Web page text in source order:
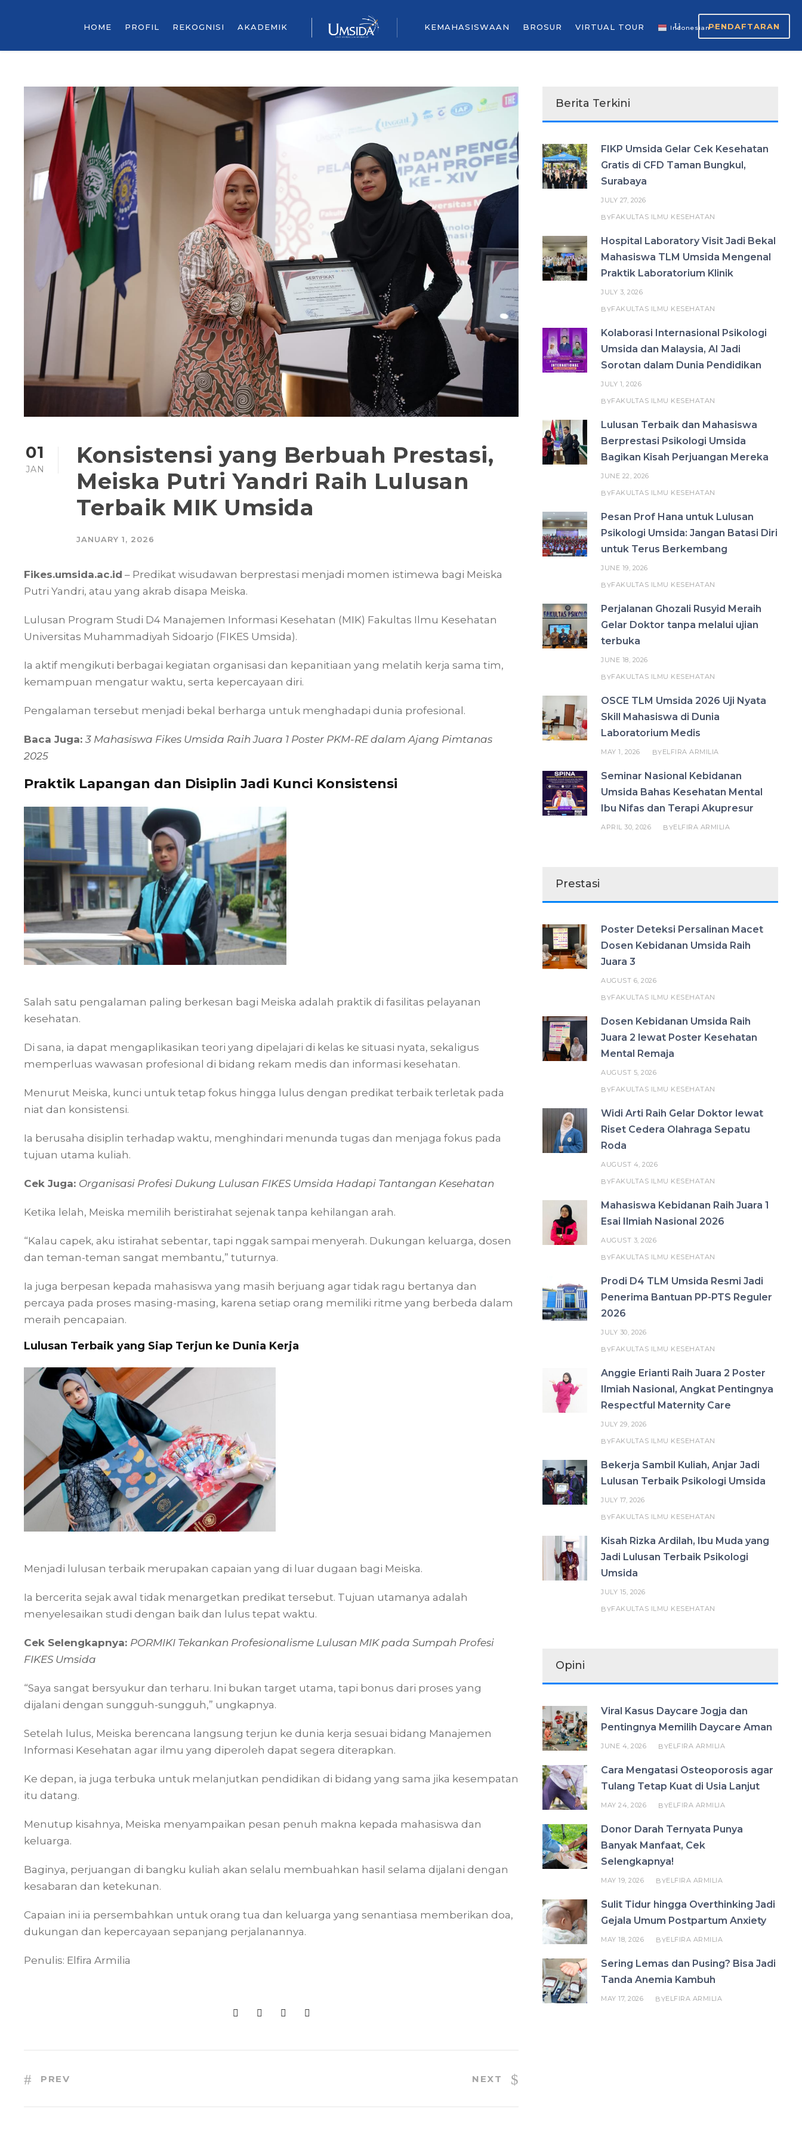
HOME PROFIL REKOGNISI AKADEMIK KEMAHASISWAAN BROSUR VIRTUAL TOUR Indonesian ▼
PENDAFTARAN
01
JAN
Konsistensi yang Berbuah Prestasi,
Meiska Putri Yandri Raih Lulusan
Terbaik MIK Umsida
JANUARY 1, 2026
Fikes.umsida.ac.id – Predikat wisudawan berprestasi menjadi momen istimewa bagi Meiska
Putri Yandri, atau yang akrab disapa Meiska.
Lulusan Program Studi D4 Manajemen Informasi Kesehatan (MIK) Fakultas Ilmu Kesehatan
Universitas Muhammadiyah Sidoarjo (FIKES Umsida).
Ia aktif mengikuti berbagai kegiatan organisasi dan kepanitiaan yang melatih kerja sama tim,
kemampuan mengatur waktu, serta kepercayaan diri.
Pengalaman tersebut menjadi bekal berharga untuk menghadapi dunia profesional.
Baca Juga:3 Mahasiswa Fikes Umsida Raih Juara 1 Poster PKM-RE dalam Ajang Pimtanas
2025
Praktik Lapangan dan Disiplin Jadi Kunci Konsistensi
Salah satu pengalaman paling berkesan bagi Meiska adalah praktik di fasilitas pelayanan
kesehatan.
Di sana, ia dapat mengaplikasikan teori yang dipelajari di kelas ke situasi nyata, sekaligus
memperluas wawasan profesional di bidang rekam medis dan informasi kesehatan.
Menurut Meiska, kunci untuk tetap fokus hingga lulus dengan predikat terbaik terletak pada
niat dan konsistensi.
Ia berusaha disiplin terhadap waktu, menghindari menunda tugas dan menjaga fokus pada
tujuan utama kuliah.
Cek Juga: Organisasi Profesi Dukung Lulusan FIKES Umsida Hadapi Tantangan Kesehatan
Ketika lelah, Meiska memilih beristirahat sejenak tanpa kehilangan arah.
“Kalau capek, aku istirahat sebentar, tapi nggak sampai menyerah. Dukungan keluarga, dosen
dan teman-teman sangat membantu,” tuturnya.
Ia juga berpesan kepada mahasiswa yang masih berjuang agar tidak ragu bertanya dan
percaya pada proses masing-masing, karena setiap orang memiliki ritme yang berbeda dalam
meraih pencapaian.
Lulusan Terbaik yang Siap Terjun ke Dunia Kerja
Menjadi lulusan terbaik merupakan capaian yang di luar dugaan bagi Meiska.
Ia bercerita sejak awal tidak menargetkan predikat tersebut. Tujuan utamanya adalah
menyelesaikan studi dengan baik dan lulus tepat waktu.
Cek Selengkapnya: PORMIKI Tekankan Profesionalisme Lulusan MIK pada Sumpah Profesi
FIKES Umsida
“Saya sangat bersyukur dan terharu. Ini bukan target utama, tapi bonus dari proses yang
dijalani dengan sungguh-sungguh,” ungkapnya.
Setelah lulus, Meiska berencana langsung terjun ke dunia kerja sesuai bidang Manajemen
Informasi Kesehatan agar ilmu yang diperoleh dapat segera diterapkan.
Ke depan, ia juga terbuka untuk melanjutkan pendidikan di bidang yang sama jika kesempatan
itu datang.
Menutup kisahnya, Meiska menyampaikan pesan penuh makna kepada mahasiswa dan
keluarga.
Baginya, perjuangan di bangku kuliah akan selalu membuahkan hasil selama dijalani dengan
kesabaran dan ketekunan.
Capaian ini ia persembahkan untuk orang tua dan keluarga yang senantiasa memberikan doa,
dukungan dan kepercayaan sepanjang perjalanannya.
Penulis: Elfira Armilia
PREV NEXT
Berita Terkini
FIKP Umsida Gelar Cek Kesehatan
Gratis di CFD Taman Bungkul,
Surabaya
JULY 27, 2026
BYFAKULTAS ILMU KESEHATAN
Hospital Laboratory Visit Jadi Bekal
Mahasiswa TLM Umsida Mengenal
Praktik Laboratorium Klinik
JULY 3, 2026
BYFAKULTAS ILMU KESEHATAN
Kolaborasi Internasional Psikologi
Umsida dan Malaysia, AI Jadi
Sorotan dalam Dunia Pendidikan
JULY 1, 2026
BYFAKULTAS ILMU KESEHATAN
Lulusan Terbaik dan Mahasiswa
Berprestasi Psikologi Umsida
Bagikan Kisah Perjuangan Mereka
JUNE 22, 2026
BYFAKULTAS ILMU KESEHATAN
Pesan Prof Hana untuk Lulusan
Psikologi Umsida: Jangan Batasi Diri
untuk Terus Berkembang
JUNE 19, 2026
BYFAKULTAS ILMU KESEHATAN
Perjalanan Ghozali Rusyid Meraih
Gelar Doktor tanpa melalui ujian
terbuka
JUNE 18, 2026
BYFAKULTAS ILMU KESEHATAN
OSCE TLM Umsida 2026 Uji Nyata
Skill Mahasiswa di Dunia
Laboratorium Medis
MAY 1, 2026 BYELFIRA ARMILIA
Seminar Nasional Kebidanan
Umsida Bahas Kesehatan Mental
Ibu Nifas dan Terapi Akupresur
APRIL 30, 2026 BYELFIRA ARMILIA
Prestasi
Poster Deteksi Persalinan Macet
Dosen Kebidanan Umsida Raih
Juara 3
AUGUST 6, 2026
BYFAKULTAS ILMU KESEHATAN
Dosen Kebidanan Umsida Raih
Juara 2 lewat Poster Kesehatan
Mental Remaja
AUGUST 5, 2026
BYFAKULTAS ILMU KESEHATAN
Widi Arti Raih Gelar Doktor lewat
Riset Cedera Olahraga Sepatu
Roda
AUGUST 4, 2026
BYFAKULTAS ILMU KESEHATAN
Mahasiswa Kebidanan Raih Juara 1
Esai Ilmiah Nasional 2026
AUGUST 3, 2026
BYFAKULTAS ILMU KESEHATAN
Prodi D4 TLM Umsida Resmi Jadi
Penerima Bantuan PP-PTS Reguler
2026
JULY 30, 2026
BYFAKULTAS ILMU KESEHATAN
Anggie Erianti Raih Juara 2 Poster
Ilmiah Nasional, Angkat Pentingnya
Respectful Maternity Care
JULY 29, 2026
BYFAKULTAS ILMU KESEHATAN
Bekerja Sambil Kuliah, Anjar Jadi
Lulusan Terbaik Psikologi Umsida
JULY 17, 2026
BYFAKULTAS ILMU KESEHATAN
Kisah Rizka Ardilah, Ibu Muda yang
Jadi Lulusan Terbaik Psikologi
Umsida
JULY 15, 2026
BYFAKULTAS ILMU KESEHATAN
Opini
Viral Kasus Daycare Jogja dan
Pentingnya Memilih Daycare Aman
JUNE 4, 2026 BYELFIRA ARMILIA
Cara Mengatasi Osteoporosis agar
Tulang Tetap Kuat di Usia Lanjut
MAY 24, 2026 BYELFIRA ARMILIA
Donor Darah Ternyata Punya
Banyak Manfaat, Cek
Selengkapnya!
MAY 19, 2026 BYELFIRA ARMILIA
Sulit Tidur hingga Overthinking Jadi
Gejala Umum Postpartum Anxiety
MAY 18, 2026 BYELFIRA ARMILIA
Sering Lemas dan Pusing? Bisa Jadi
Tanda Anemia Kambuh
MAY 17, 2026 BYELFIRA ARMILIA